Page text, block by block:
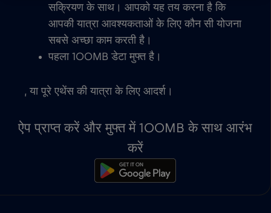
सक्रियण के साथ। आपको यह तय करना है कि
आपकी यात्रा आवश्यकताओं के लिए कौन सी योजना
सबसे अच्छा काम करती है।
पहला 100MB डेटा मुफ्त है।
, या पूरे एथेंस की यात्रा के लिए आदर्श।
ऐप प्राप्त करें और मुफ्त में 100MB के साथ आरंभ
करें